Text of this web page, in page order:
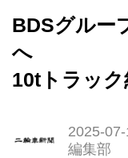
BDSグルー
へ
10tトラッ
2025-
編集部